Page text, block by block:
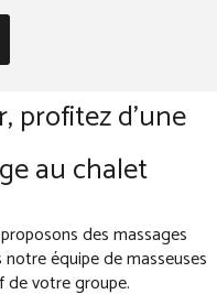
profitez d'une
au chalet
des massages
équipe de masseuses
de votre groupe.